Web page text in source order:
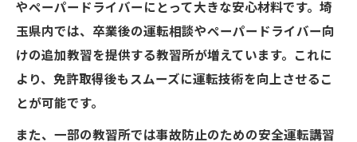
やペーパードライバーにとって大きな安心材料です。埼
玉県内では、卒業後の運転相談やペーパードライバー向
けの追加教習を提供する教習所が増えています。これに
より、免許取得後もスムーズに運転技術を向上させるこ
とが可能です。
また、一部の教習所では事故防止のための安全運転講習